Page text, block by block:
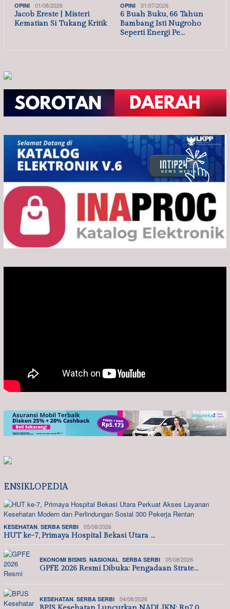
OPINI 01/08/2026
Jacob Ereste | Misteri
Kematian Si Tukang Kritik
OPINI 31/07/2026
6 Buah Buku, 66 Tahun
Bambang Isti Nugroho
Seperti Energi Pe…
ENSIKLOPEDIA
KESEHATAN, SERBA SERBI 05/08/2026
HUT ke-7, Primaya Hospital Bekasi Utara …
EKONOMI BISNIS, NASIONAL, SERBA SERBI 05/08/2026
GPFE 2026 Resmi Dibuka: Pengadaan Strate…
KESEHATAN, SERBA SERBI 04/08/2026